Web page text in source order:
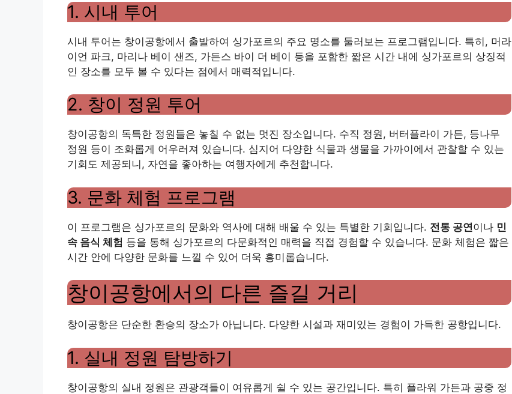
1. 시내 투어
시내 투어는 창이공항에서 출발하여 싱가포르의 주요 명소를 둘러보는 프로그램입니다. 특히, 머라
이언 파크, 마리나 베이 샌즈, 가든스 바이 더 베이 등을 포함한 짧은 시간 내에 싱가포르의 상징적
인 장소를 모두 볼 수 있다는 점에서 매력적입니다.
2. 창이 정원 투어
창이공항의 독특한 정원들은 놓칠 수 없는 멋진 장소입니다. 수직 정원, 버터플라이 가든, 등나무
정원 등이 조화롭게 어우러져 있습니다. 심지어 다양한 식물과 생물을 가까이에서 관찰할 수 있는
기회도 제공되니, 자연을 좋아하는 여행자에게 추천합니다.
3. 문화 체험 프로그램
이 프로그램은 싱가포르의 문화와 역사에 대해 배울 수 있는 특별한 기회입니다. 전통 공연이나 민
속 음식 체험 등을 통해 싱가포르의 다문화적인 매력을 직접 경험할 수 있습니다. 문화 체험은 짧은
시간 안에 다양한 문화를 느낄 수 있어 더욱 흥미롭습니다.
창이공항에서의 다른 즐길 거리
창이공항은 단순한 환승의 장소가 아닙니다. 다양한 시설과 재미있는 경험이 가득한 공항입니다.
1. 실내 정원 탐방하기
창이공항의 실내 정원은 관광객들이 여유롭게 쉴 수 있는 공간입니다. 특히 플라워 가든과 공중 정